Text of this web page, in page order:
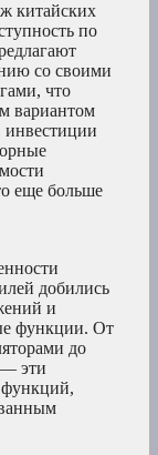
китайских
по
со своими
что
вариантом
инвестиции
еще больше
добились
и
функции. От
до
— эти
функций,